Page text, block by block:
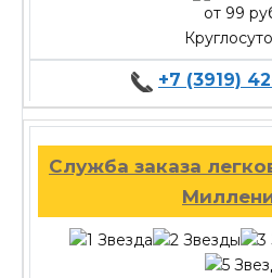
от 99
+7 (3919)
Служба заказа